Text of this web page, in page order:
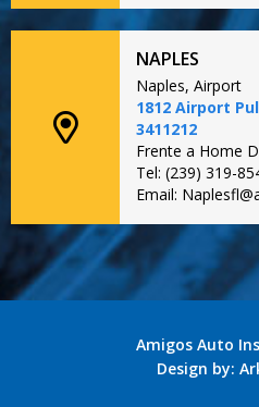
NAPLES
Naples, Airport
1812 Airport
3411212
Frente a Home
Tel: (239) 319-
Email:
Amigos Auto
Design by: